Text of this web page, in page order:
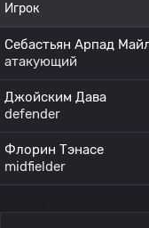
Игрок
Себастьян Арпад
атакующий
Джойским Дава
defender
Флорин Тэнасе
midfielder